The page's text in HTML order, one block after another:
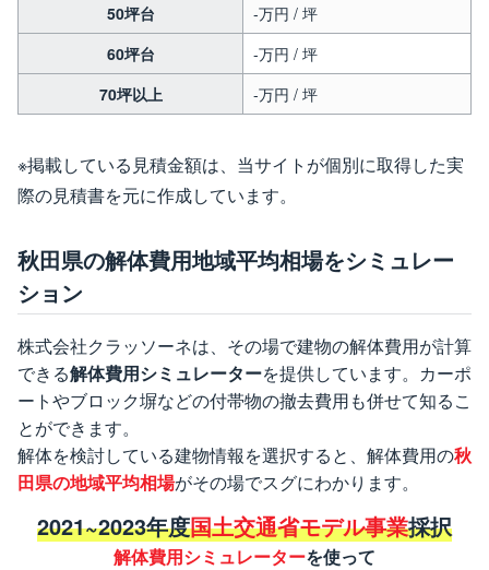
50坪台
-万円 / 坪
60坪台
-万円 / 坪
70坪以上
-万円 / 坪
※掲載している見積金額は、当サイトが個別に取得した実
際の見積書を元に作成しています。
秋田県の解体費用地域平均相場をシミュレー
ション
株式会社クラッソーネは、その場で建物の解体費用が計算
できる解体費用シミュレーターを提供しています。カーポ
ートやブロック塀などの付帯物の撤去費用も併せて知るこ
とができます。
解体を検討している建物情報を選択すると、解体費用の秋
田県の地域平均相場がその場でスグにわかります。
2021~2023年度国土交通省モデル事業採択
解体費用シミュレーターを使って